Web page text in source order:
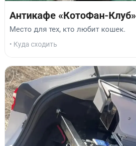
Антикафе «КотоФан-Клуб»
Место для тех, кто любит кошек.
• Куда сходить